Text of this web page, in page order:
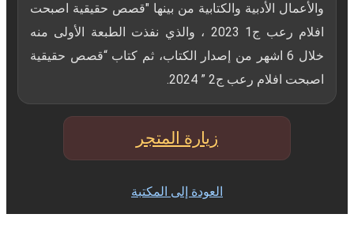
والأعمال الأدبية والكتابية من بينها "قصص حقيقية اصبحت
افلام رعب ج1 2023 ، والذي نفذت الطبعة الأولى منه
خلال 6 اشهر من إصدار الكتاب، ثم كتاب “قصص حقيقية
اصبحت افلام رعب ج2 ” 2024.
زيارة المتجر
العودة إلى المكتبة